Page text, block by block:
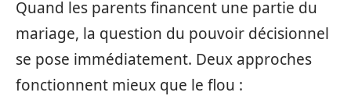
Quand les parents financent une partie du
mariage, la question du pouvoir décisionnel
se pose immédiatement. Deux approches
fonctionnent mieux que le flou :